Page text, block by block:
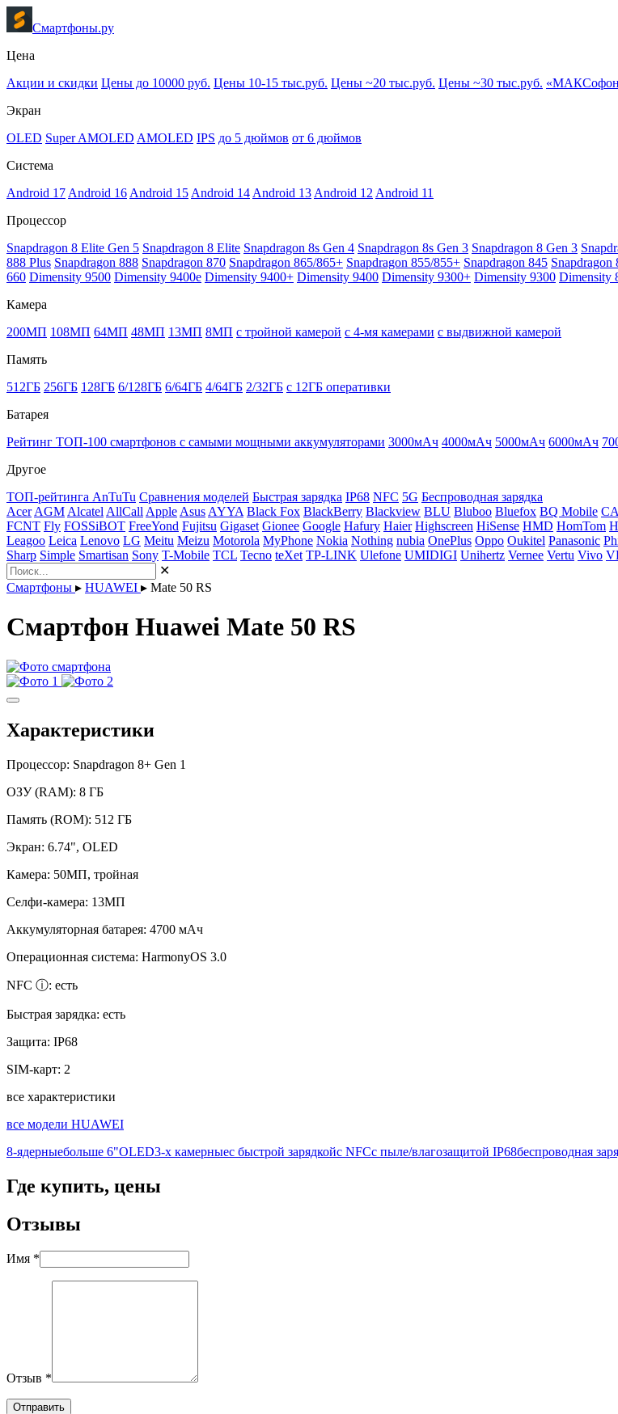
Смартфоны.ру
Цена
Акции и скидки Цены до 10000 руб. Цены 10-15 тыс.руб. Цены ~20 тыс.руб. Цены ~30 тыс.руб.
Экран
OLED Super AMOLED AMOLED IPS до 5 дюймов от 6 дюймов
Система
Android 17 Android 16 Android 15 Android 14 Android 13 Android 12 Android 11
Процессор
Snapdragon 8 Elite Gen 5 Snapdragon 8 Elite Snapdragon 8s Gen 4 Snapdragon 8s Gen 3 Snapdragon 8 Gen 3
888 Plus Snapdragon 888 Snapdragon 870 Snapdragon 865/865+ Snapdragon 855/855+ Snapdragon 845 Snapdragon
660 Dimensity 9500 Dimensity 9400e Dimensity 9400+ Dimensity 9400 Dimensity 9300+ Dimensity 9300 Dimensity
Камера
200МП 108МП 64МП 48МП 13МП 8МП с тройной камерой с 4-мя камерами с выдвижной камерой
Память
512ГБ 256ГБ 128ГБ 6/128ГБ 6/64ГБ 4/64ГБ 2/32ГБ с 12ГБ оперативки
Батарея
Рейтинг ТОП-100 смартфонов с самыми мощными аккумуляторами 3000мАч 4000мАч 5000мАч 6000мАч
Другое
ТОП-рейтинга AnTuTu Сравнения моделей Быстрая зарядка IP68 NFC 5G Беспроводная зарядка
Acer AGM Alcatel AllCall Apple Asus AYYA Black Fox BlackBerry Blackview BLU Bluboo Bluefox BQ Mobile
FCNT Fly FOSSiBOT FreeYond Fujitsu Gigaset Gionee Google Hafury Haier Highscreen HiSense HMD HomTom
Leagoo Leica Lenovo LG Meitu Meizu Motorola MyPhone Nokia Nothing nubia OnePlus Oppo Oukitel Panasonic
Sharp Simple Smartisan Sony T-Mobile TCL Tecno teXet TP-LINK Ulefone UMIDIGI Unihertz Vernee Vertu Vivo
✕
Смартфоны ▸ HUAWEI ▸ Mate 50 RS
Смартфон Huawei Mate 50 RS
Характеристики
Процессор: Snapdragon 8+ Gen 1
ОЗУ (RAM): 8 ГБ
Память (ROM): 512 ГБ
Экран: 6.74", OLED
Камера: 50МП, тройная
Селфи-камера: 13МП
Аккумуляторная батарея: 4700 мАч
Операционная система: HarmonyOS 3.0
NFC ⓘ: есть
Быстрая зарядка: есть
Защита: IP68
SIM-карт: 2
все характеристики
все модели HUAWEI
8-ядерныебольше 6"OLED3-х камерныес быстрой зарядкойс NFCс пыле/влагозащитой IP68беспроводная
Где купить, цены
Отзывы
Имя *
Отзыв *